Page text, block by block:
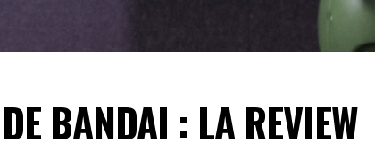
BANDAI : LA REVIEW